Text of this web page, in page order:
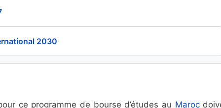
2030
ce programme de bourse d’études au Maroc